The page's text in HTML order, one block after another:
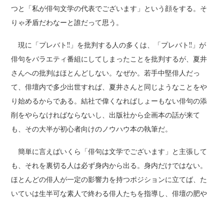
つと「私が俳句文学の代表でございます」という顔をする。そ
りゃ矛盾だわなーと誰だって思う。
現に「プレバト!!」を批判する人の多くは、「プレバト!!」が
俳句をバラエティ番組にしてしまったことを批判するが、夏井
さんへの批判はほとんどしない。なぜか。若手中堅俳人だっ
て、俳壇内で多少出世すれば、夏井さんと同じようなことをや
り始めるからである。結社で偉くなればしょーもない俳句の添
削をやらなければならないし、出版社から企画本の話が来て
も、その大半が初心者向けのノウハウ本の執筆だ。
簡単に言えばいくら「俳句は文学でございます」と主張して
も、それを裏切る人は必ず身内から出る。身内だけではない。
ほとんどの俳人が一定の影響力を持つポジションに立てば、た
いていは生半可な素人で終わる俳人たちを指導し、俳壇の肥や